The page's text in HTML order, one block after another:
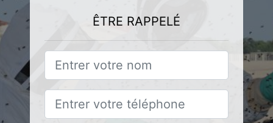
ÊTRE RAPPELÉ